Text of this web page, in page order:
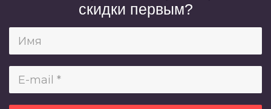
скидки первым?